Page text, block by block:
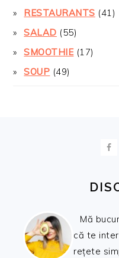
RESTAURANTS (41)
SALAD (55)
SMOOTHIE(17)
SOUP (49)
Mă
că te
rețete